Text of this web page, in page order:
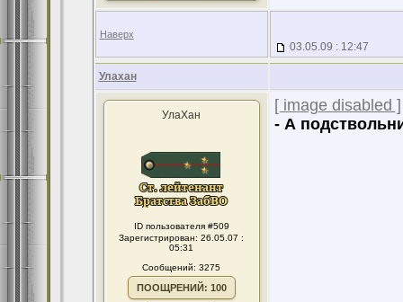
Наверх
03.05.09 : 12:47
Улахан
УлаХан
ID пользователя #509
Зарегистрирован: 26.05.07 :
05:31
Сообщений: 3275
ПООЩРЕНИЙ: 100
[ image disabled ]
- А